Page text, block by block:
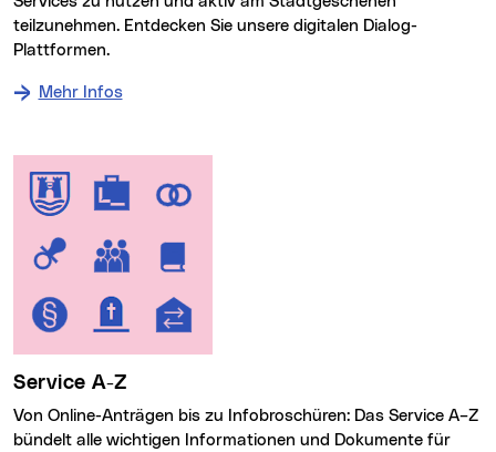
teilzunehmen. Entdecken Sie unsere digitalen Dialog-
Plattformen.
Mehr Infos
Service A-Z
Von Online-Anträgen bis zu Infobroschüren: Das Service A–Z
bündelt alle wichtigen Informationen und Dokumente für